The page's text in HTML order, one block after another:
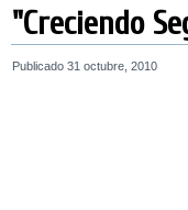
"Creciendo
Publicado 31 octubre, 2010